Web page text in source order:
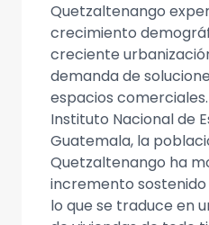
Quetzaltenango
crecimiento
creciente
demanda de
espacios
Instituto Nacional de
Guatemala, la
Quetzaltenango ha
incremento sostenido
lo que se traduce en